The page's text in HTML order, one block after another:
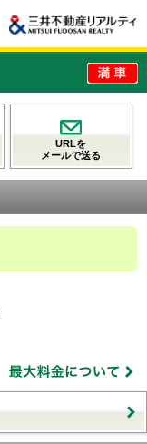
URLを
メールで送る